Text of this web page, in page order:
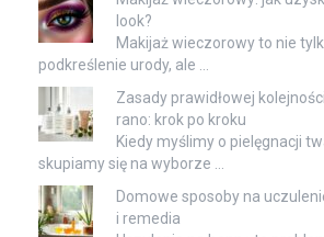
look?
Makijaż wieczorowy to nie
podkreślenie urody, ale …
Zasady prawidłowej
rano: krok po kroku
Kiedy myślimy o pielęgnacji
skupiamy się na wyborze …
Domowe sposoby na
i remedia